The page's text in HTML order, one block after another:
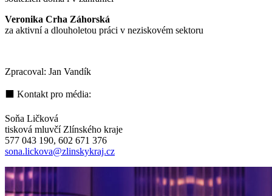
Veronika Crha Záhorská
za aktivní a dlouholetou práci v neziskovém sektoru
Zpracoval: Jan Vandík
⬛ Kontakt pro média:
Soňa Ličková
tisková mluvčí Zlínského kraje
577 043 190, 602 671 376
sona.lickova@zlinskykraj.cz